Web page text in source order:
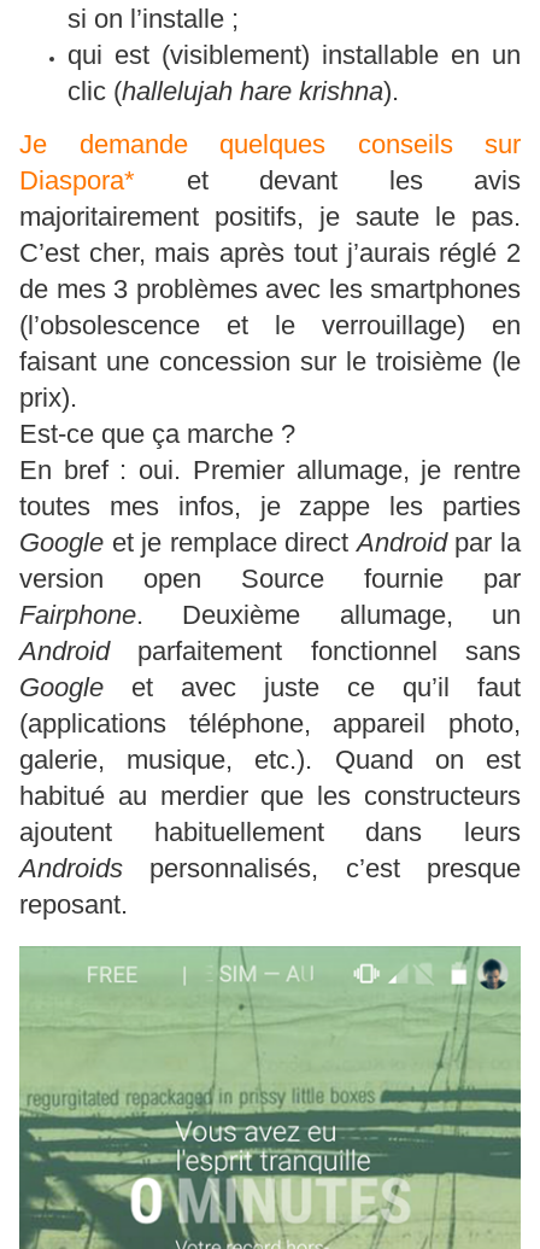
si on l’installe ;
qui est (visiblement) installable en un
clic (hallelujah hare krishna).
Je demande quelques conseils sur
Diaspora* et devant les avis
majoritairement positifs, je saute le pas.
C’est cher, mais après tout j’aurais réglé 2
de mes 3 problèmes avec les smartphones
(l’obsolescence et le verrouillage) en
faisant une concession sur le troisième (le
prix).
Est-ce que ça marche ?
En bref : oui. Premier allumage, je rentre
toutes mes infos, je zappe les parties
Google et je remplace directAndroidpar la
version open Source fournie par
Fairphone. Deuxième allumage, un
Androidparfaitement fonctionnel sans
Google et avec juste ce qu’il faut
(applications téléphone, appareil photo,
galerie, musique, etc.). Quand on est
habitué au merdier que les constructeurs
ajoutent habituellement dans leurs
Androids personnalisés, c’est presque
reposant.